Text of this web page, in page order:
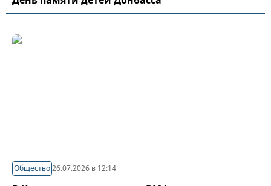
Общество26.07.2026 в 12:14